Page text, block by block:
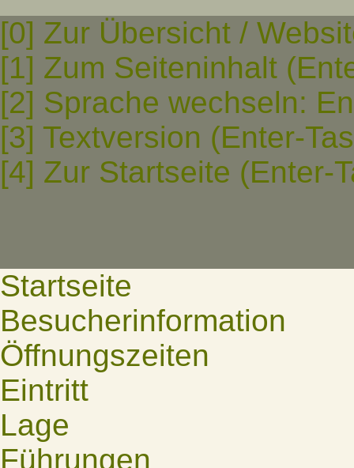
[0] Zur Übersicht /
[1] Zum Seiteninhalt
[2] Sprache wechseln:
[3] Textversion (Enter-
[4] Zur Startseite (Enter-
Startseite
Besucherinformation
Öffnungszeiten
Eintritt
Lage
Führungen